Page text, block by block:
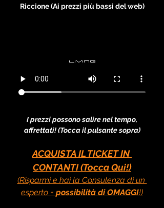
Riccione (Ai prezzi più bassi del web)
I prezzi possono salire nel tempo,
affrettati! (Tocca il pulsante sopra)
ACQUISTA IL TICKET IN
CONTANTI (Tocca Qui!)
(Risparmi e hai la Consulenza di un
esperto + possibilità di OMAGGI!)